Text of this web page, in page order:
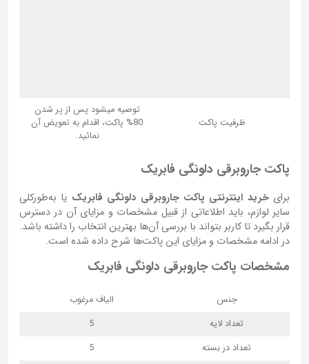
ظرفیت پاکت
توصیه میشود پس از پر شدن
80% پاکت، اقدام به تعویض آن
نمائید.
پاکت جاروبرقی دلونگی فابریک
برایخرید اینترنتی پاکت جاروبرقی دلونگی فابریک یا به‌طورکلی
سایر لوازم، باید اطلاعاتی از قبیل مشخصات و مزایای آن در دسترس
قرار بگیرد تا کاربر بتواند با بررسی آن‌‌‌‌‌‌‌‌ها بهترین انتخاب را داشته باشد.
در ادامه مشخصات و مزایای این پاکت‌ها شرح داده شده است.
مشخصات پاکت جاروبرقی دلونگی فابریک
جنس
الیاف مرغوب
تعداد لایه
5
تعداد در بسته
5